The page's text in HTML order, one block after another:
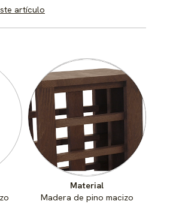
artículo
Material
Madera de pino macizo